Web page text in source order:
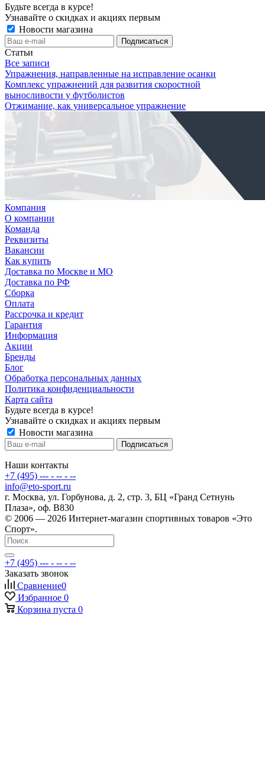
Будьте всегда в курсе!
Узнавайте о скидках и акциях первым
Новости магазина
Статьи
Все записи
Упражнения, направленные на исправление осанки
Комплекс упражнений для развития скоростной
выносливости у футболистов
Отжимание, как универсальное упражнение
Компания
О компании
Команда
Реквизиты
Вакансии
Как купить
Доставка по Москве и МО
Доставка по РФ
Сборка
Оплата
Рассрочка и кредит
Гарантия
Информация
Акции
Бренды
Блог
Обработка персональных данных
Политика конфиденциальности
Карта сайта
Будьте всегда в курсе!
Узнавайте о скидках и акциях первым
Новости магазина
Наши контакты
+7 (495) --- - -- - --
info@eto-sport.ru
г. Москва, ул. Горбунова, д. 2, стр. 3, БЦ «Гранд Сетнунь
Плаза», оф. В830
© 2006 — 2026 Интернет-магазин спортивных товаров «Это
Спорт».
+7 (495) --- - -- - --
Заказать звонок
Сравнение0
Избранное 0
Корзина пуста 0